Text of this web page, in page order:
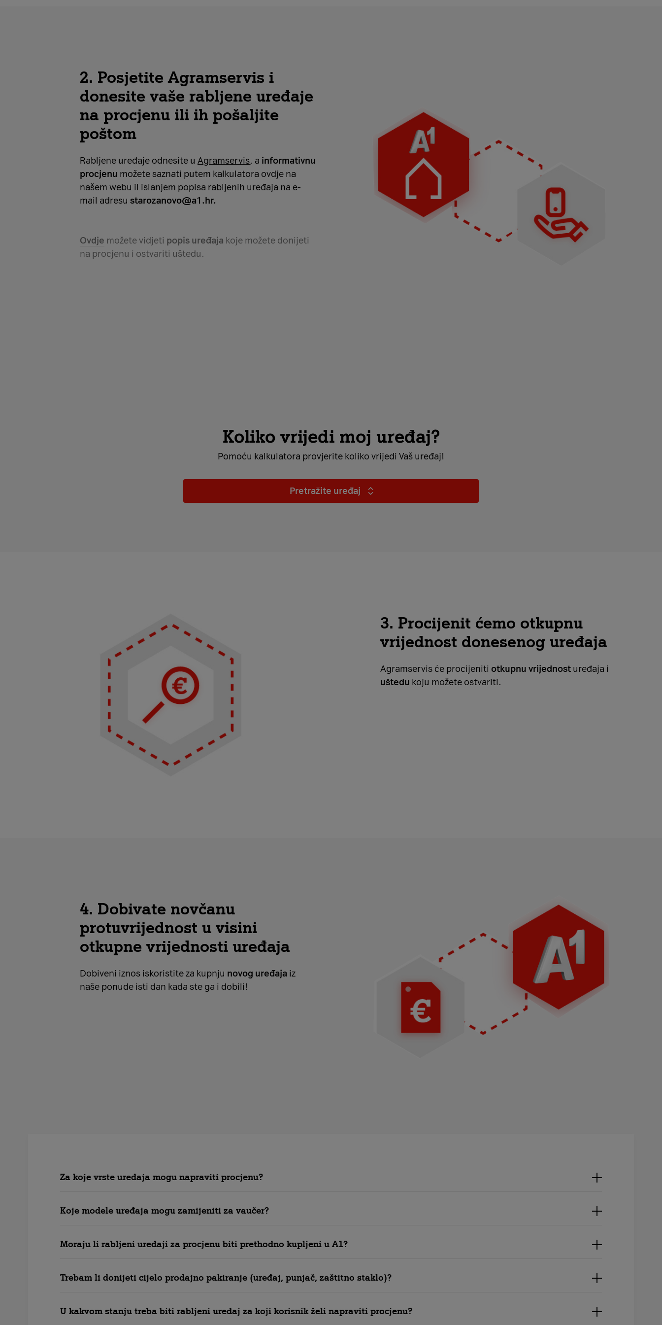
2. Posjetite Agramservis i
donesite vaše rabljene uređaje
na procjenu ili ih pošaljite
poštom
Rabljene uređaje odnesite u Agramservis, a informativnu
procjenu možete saznati putem kalkulatora ovdje na
našem webu il islanjem popisa rabljenih uređaja na e-
mail adresu starozanovo@a1.hr.
Ovdje možete vidjeti popis uređaja koje možete donijeti
na procjenu i ostvariti uštedu.
Koliko vrijedi moj uređaj?
Pomoću kalkulatora provjerite koliko vrijedi Vaš uređaj!
Pretražite uređaj
3. Procijenit ćemo otkupnu
vrijednost donesenog uređaja
Agramservis će procijeniti otkupnu vrijednost uređaja i
uštedu koju možete ostvariti.
4. Dobivate novčanu
protuvrijednost u visini
otkupne vrijednosti uređaja
Dobiveni iznos iskoristite za kupnju novog uređaja iz
naše ponude isti dan kada ste ga i dobili!
Za koje vrste uređaja mogu napraviti procjenu?
Koje modele uređaja mogu zamijeniti za vaučer?
Moraju li rabljeni uređaji za procjenu biti prethodno kupljeni u A1?
Trebam li donijeti cijelo prodajno pakiranje (uređaj, punjač, zaštitno staklo)?
U kakvom stanju treba biti rabljeni uređaj za koji korisnik želi napraviti procjenu?